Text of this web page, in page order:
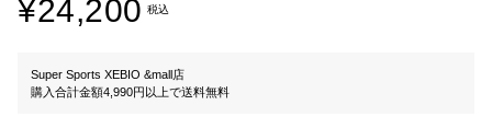
¥24,200 税込
Super Sports XEBIO &mall店
購入合計金額4,990円以上で送料無料